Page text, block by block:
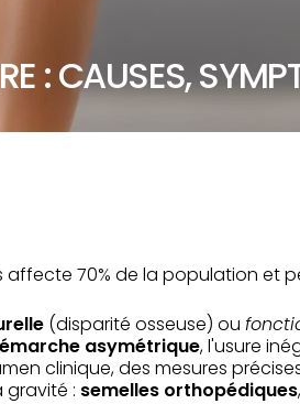
: CAUSES,
70% de la population et
(disparité osseuse) ou
asymétrique, l'usure
clinique, des mesures
gravité : semelles orthopédiques